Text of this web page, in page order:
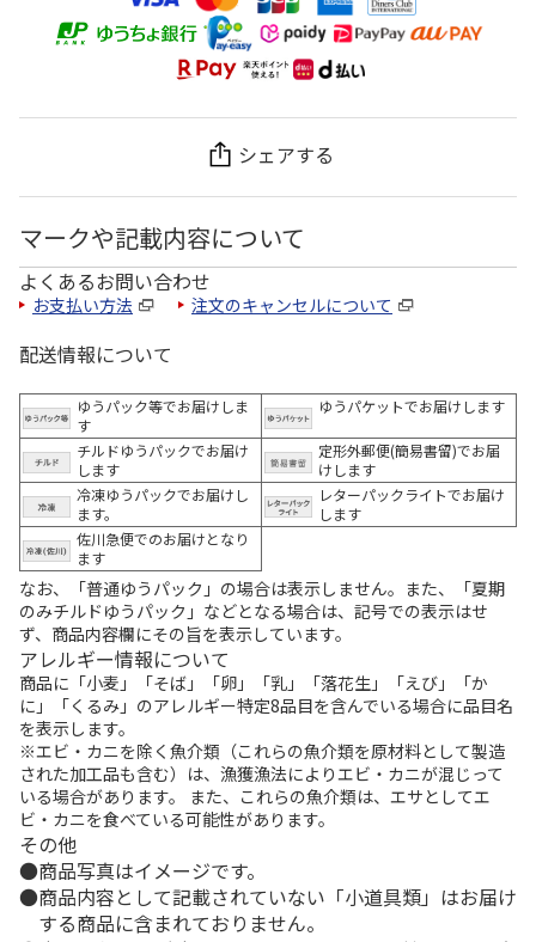
シェアする
マークや記載内容について
よくあるお問い合わせ
お支払い方法 注文のキャンセルについて
配送情報について
ゆうパック等でお届けしま
す
ゆうパケットでお届けします
チルドゆうパックでお届け
します
定形外郵便(簡易書留)でお届
けします
冷凍ゆうパックでお届けし
ます。
レターパックライトでお届け
します
佐川急便でのお届けとなり
ます
なお、「普通ゆうパック」の場合は表示しません。また、「夏期
のみチルドゆうパック」などとなる場合は、記号での表示はせ
ず、商品内容欄にその旨を表示しています。
アレルギー情報について
商品に「小麦」「そば」「卵」「乳」「落花生」「えび」「か
に」「くるみ」のアレルギー特定8品目を含んでいる場合に品目名
を表示します。
※エビ・カニを除く魚介類（これらの魚介類を原材料として製造
された加工品も含む）は、漁獲漁法によりエビ・カニが混じって
いる場合があります。 また、これらの魚介類は、エサとしてエ
ビ・カニを食べている可能性があります。
その他
商品写真はイメージです。
商品内容として記載されていない「小道具類」はお届け
する商品に含まれておりません。